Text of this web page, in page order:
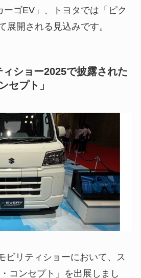
ーゴEV」、トヨタでは「ピク
展開される見込みです。
ショー2025で披露された
セプト」
ビリティショーにおいて、ス
コンセプト」を出展しまし